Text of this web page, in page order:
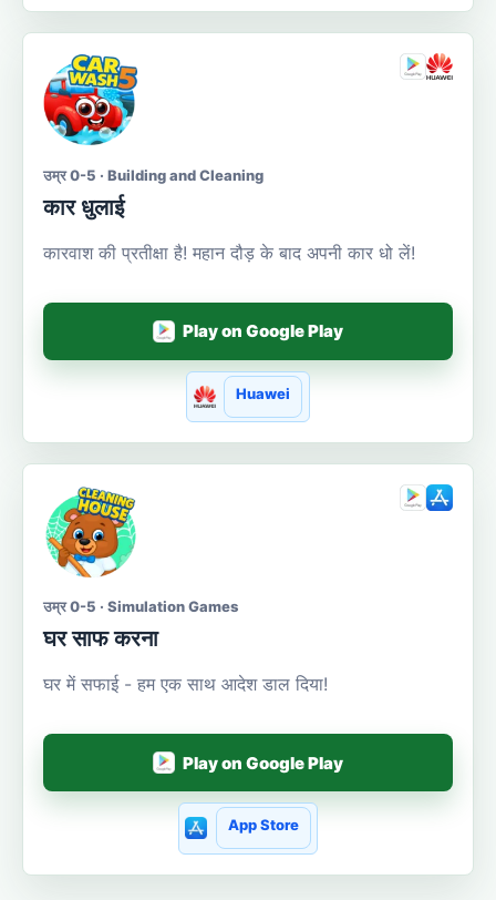
उम्र 0-5 · Building and Cleaning
कार धुलाई
कारवाश की प्रतीक्षा है! महान दौड़ के बाद अपनी कार धो लें!
Play on Google Play
Huawei
उम्र 0-5 · Simulation Games
घर साफ करना
घर में सफाई - हम एक साथ आदेश डाल दिया!
Play on Google Play
App Store